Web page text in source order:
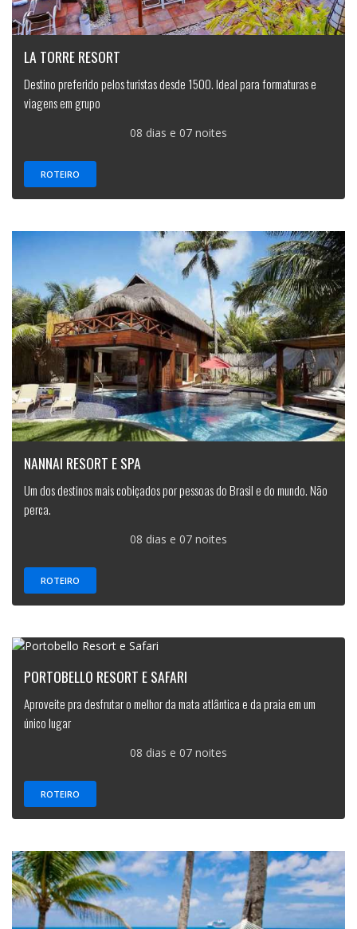
LA TORRE RESORT
Destino preferido pelos turistas desde 1500. Ideal para formaturas e
viagens em grupo
08 dias e 07 noites
ROTEIRO
NANNAI RESORT E SPA
Um dos destinos mais cobiçados por pessoas do Brasil e do mundo. Não
perca.
08 dias e 07 noites
ROTEIRO
PORTOBELLO RESORT E SAFARI
Aproveite pra desfrutar o melhor da mata atlântica e da praia em um
único lugar
08 dias e 07 noites
ROTEIRO